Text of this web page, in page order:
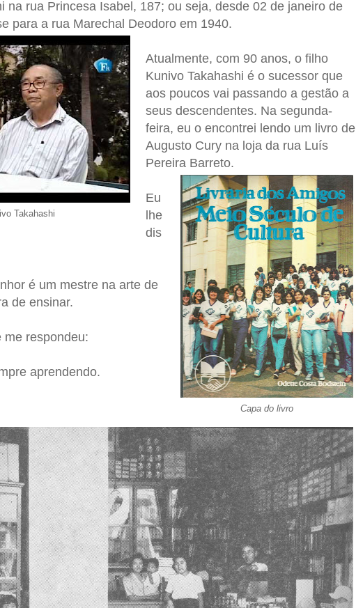
na rua Princesa Isabel, 187; ou seja, desde 02 de janeiro de
para a rua Marechal Deodoro em 1940.
Takahashi
Atualmente, com 90 anos, o filho
Kunivo Takahashi é o sucessor que
aos poucos vai passando a gestão a
seus descendentes. Na segunda-
feira, eu o encontrei lendo um livro de
Augusto Cury na loja da rua Luís
Pereira Barreto.
Capa do livro
Eu
lhe
dis
é um mestre na arte de
de ensinar.
me respondeu:
aprendendo.